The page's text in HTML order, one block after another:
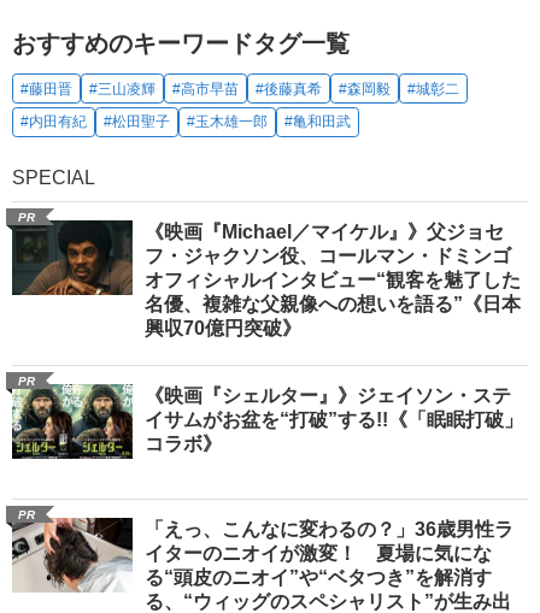
おすすめのキーワードタグ一覧
#藤田晋 #三山凌輝 #高市早苗 #後藤真希 #森岡毅
#城彰二
#内田有紀
#松田聖子 #玉木雄一郎 #亀和田武
SPECIAL
PR
《映画『Michael／マイケル』》父ジョセ
フ・ジャクソン役、コールマン・ドミンゴ
オフィシャルインタビュー“観客を魅了した
名優、複雑な父親像への想いを語る”《日本
興収70億円突破》
PR
《映画『シェルター』》ジェイソン・ステ
イサムがお盆を“打破”する!!《「眠眠打破」
コラボ》
PR
「えっ、こんなに変わるの？」36歳男性ラ
イターのニオイが激変！ 夏場に気にな
る“頭皮のニオイ”や“ベタつき”を解消す
る、“ウィッグのスペシャリスト”が生み出